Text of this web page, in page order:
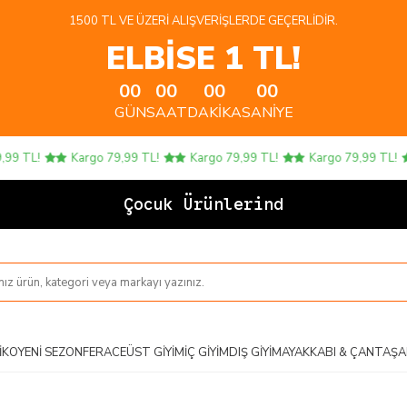
1500 TL VE ÜZERI ALIŞVERIŞLERDE GEÇERLIDIR.
ELBİSE 1 TL!
00
GÜN
00
SAAT
00
DAKIKA
00
SANIYE
Kargo 79,99 TL! Kargo 79,99 TL! Kargo 79,99 TL!
Çocuk Ürünlerinde 4 A
YENI SEZONFERACEÜST GIYIMİÇ GIYIMDIŞ GIYIMAYAKKABI & ÇANTA